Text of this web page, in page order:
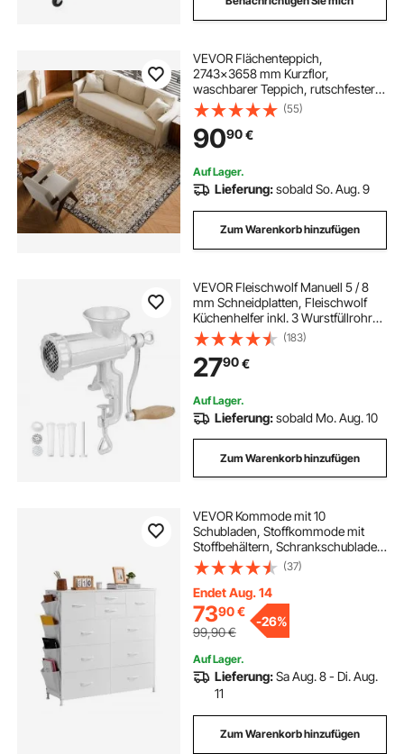
VEVOR Flächenteppich,
2743x3658 mm Kurzflor,
waschbarer Teppich, rutschfester
Wohnzimmerteppich im Vintage-
Stil, Innenmatte für Schlafzimmer,
Wohnzimmer, Kinderzimmer, Büro,
Braungrün
(55)
9090€
Auf Lager.
Lieferung:sobald So. Aug. 9
Zum Warenkorb hinzufügen
VEVOR Fleischwolf Manuell 5 / 8
mm Schneidplatten, Fleischwolf
Küchenhelfer inkl. 3 Wurstfüllrohre
& Schubstange Fleischmaschine
Fleischwolf Hackfleisch Wurstfüller
Leicht zu reinigen Fleischwolf
(183)
2790€
Auf Lager.
Lieferung:sobald Mo. Aug. 10
Zum Warenkorb hinzufügen
VEVOR Kommode mit 10
Schubladen, Stoffkommode mit
Stoffbehältern, Schrankschubladen
mit leicht zu ziehendem Griff &
stabilem Stahlrahmen,
Stoffaufbewahrungsturm für
Schlafzimmer Flur Schrank Weiß
(37)
Endet Aug. 14
7390€
99,90€
-26%
Auf Lager.
Lieferung:Sa Aug. 8 - Di. Aug.
11
Zum Warenkorb hinzufügen